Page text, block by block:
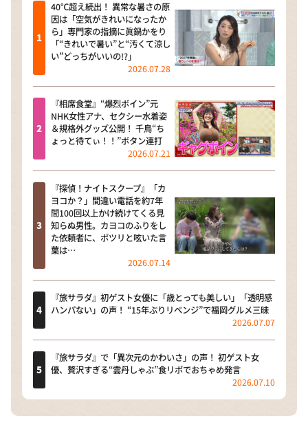
40℃超え続出！ 異常な暑さの原
因は「空気がきれいになったか
ら」専門家の指摘に眞鍋かをり
「“きれいで暑い”と“汚くて涼し
い”どっちがいいの!?」
2026.07.28
『相席食堂』“爆烈ボイン”元
NHK女性アナ、セクシー水着姿
＆規格外グッズ公開！ 千鳥“ち
ょっと待てぃ！！”ボタン連打
2026.07.21
『探偵！ナイトスクープ』「カ
ヨコか？」間違い電話を約7年
間100回以上かけ続けてくる見
知らぬ男性。カヨコのふりをし
た依頼者に、ポツリと呟いた言
葉は…
2026.07.14
『旅サラダ』初ゲスト女優に「歳とっても美しい」「透明感
ハンパない」の声！ “15年ぶりリベンジ”で福岡グルメ三昧
2026.07.07
『旅サラダ』で「異次元のかわいさ」の声！ 初ゲスト女
優、贅沢すぎる“雲丹しゃぶ”食リポでおちゃめ発言
2026.07.10